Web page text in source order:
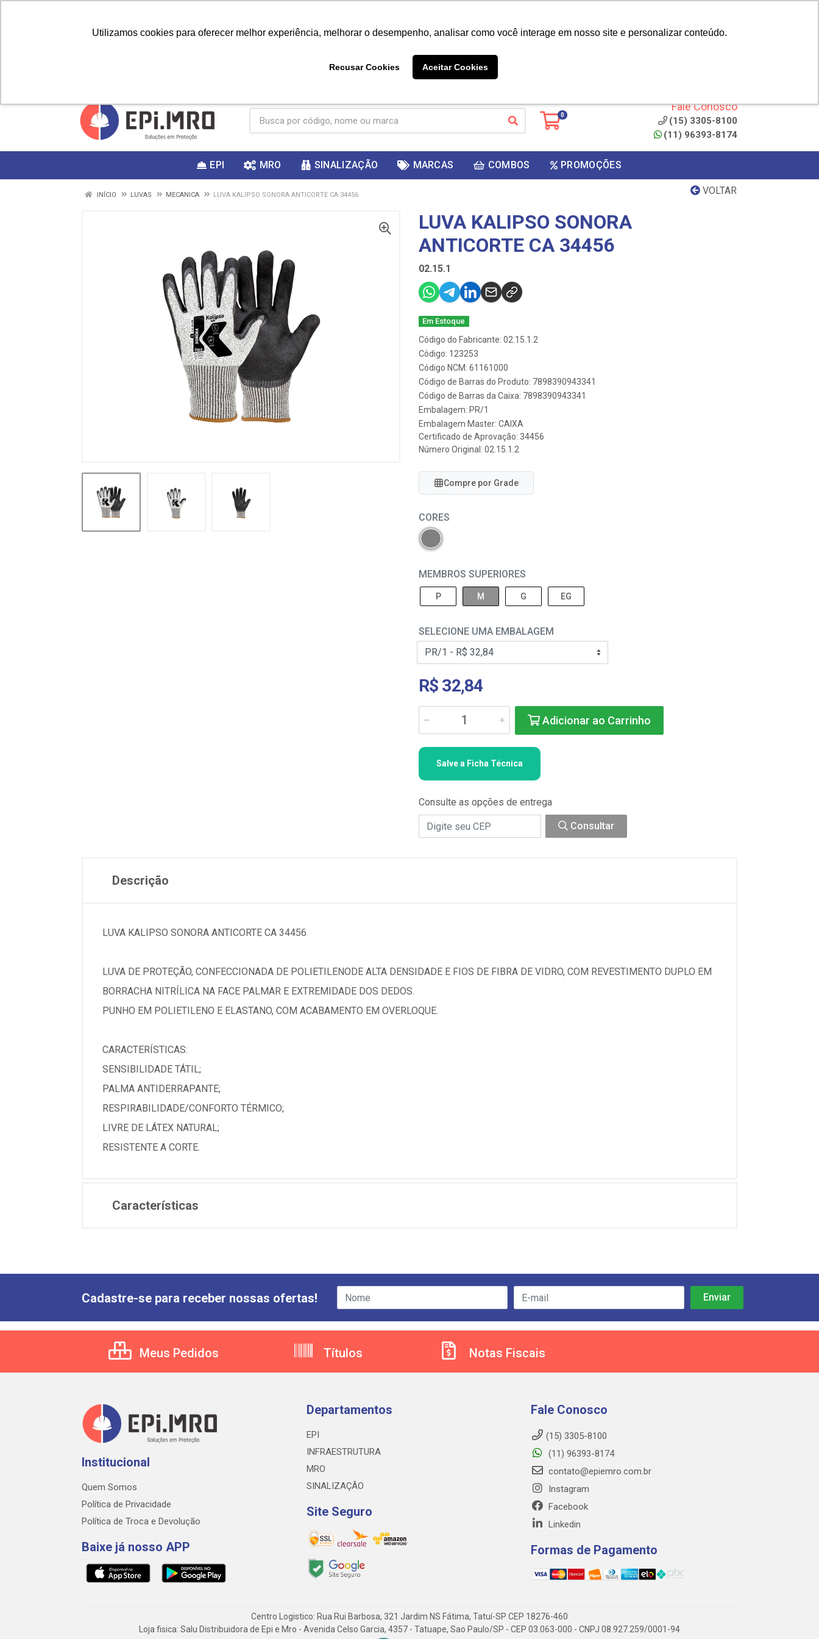
Utilizamos cookies para oferecer melhor experiência, melhorar o desempenho, analisar como você interage em nosso site e personalizar conteúdo.
Recusar Cookies Aceitar Cookies
ganhar
0
Fale Conosco
(15) 3305-8100
(11) 96393-8174
EPI MRO SINALIZAÇÃO MARCAS COMBOS PROMOÇÕES
VOLTAR
INÍCIO LUVAS MECANICA LUVA KALIPSO SONORA ANTICORTE CA 34456
LUVA KALIPSO SONORA
ANTICORTE CA 34456
02.15.1
Em Estoque
Código do Fabricante: 02.15.1.2
Código: 123253
Código NCM: 61161000
Código de Barras do Produto: 7898390943341
Código de Barras da Caixa: 7898390943341
Embalagem: PR/1
Embalagem Master: CAIXA
Certificado de Aprovação: 34456
Número Original: 02.15.1.2
Compre por Grade
CORES
MEMBROS SUPERIORES
P M G EG
SELECIONE UMA EMBALAGEM
R$ 32,84
Adicionar ao Carrinho
Salve a Ficha Técnica
Consulte as opções de entrega
Consultar
Descrição
LUVA KALIPSO SONORA ANTICORTE CA 34456
LUVA DE PROTEÇÃO, CONFECCIONADA DE POLIETILENODE ALTA DENSIDADE E FIOS DE FIBRA DE VIDRO, COM REVESTIMENTO DUPLO EM
BORRACHA NITRÍLICA NA FACE PALMAR E EXTREMIDADE DOS DEDOS.
PUNHO EM POLIETILENO E ELASTANO, COM ACABAMENTO EM OVERLOQUE.
CARACTERÍSTICAS:
SENSIBILIDADE TÁTIL;
PALMA ANTIDERRAPANTE;
RESPIRABILIDADE/CONFORTO TÉRMICO;
LIVRE DE LÁTEX NATURAL;
RESISTENTE A CORTE.
Características
Cadastre-se para receber nossas ofertas!
Meus Pedidos Títulos Notas Fiscais
Institucional
Quem Somos
Política de Privacidade
Política de Troca e Devolução
Baixe já nosso APP
Departamentos
EPI
INFRAESTRUTURA
MRO
SINALIZAÇÃO
Site Seguro
Fale Conosco
(15) 3305-8100
(11) 96393-8174
contato@epiemro.com.br
Instagram
Facebook
Linkedin
Formas de Pagamento
Centro Logistico: Rua Rui Barbosa, 321 Jardim NS Fátima, Tatuí-SP CEP 18276-460
Loja fisica: Salu Distribuidora de Epi e Mro - Avenida Celso Garcia, 4357 - Tatuape, Sao Paulo/SP - CEP 03.063-000 - CNPJ 08.927.259/0001-94